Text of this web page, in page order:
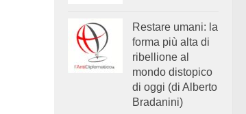
Restare umani: la
forma più alta di
ribellione al
mondo distopico
di oggi (di Alberto
Bradanini)